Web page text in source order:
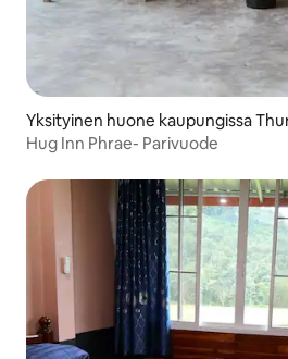
Yksityinen huone kaupungissa
Hug Inn Phrae- Parivuode